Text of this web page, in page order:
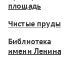
площадь
Чистые пруды
Библиотека
имени Ленина